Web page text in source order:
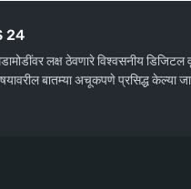
24
लक्ष ठेवणारे विश्वसनीय
बातम्या अचूकपणे प्रसिद्ध केल्या